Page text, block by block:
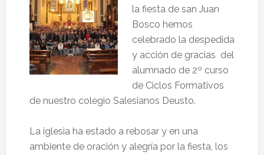
la fiesta de san Juan
Bosco hemos
celebrado la despedida
y acción de gracias del
alumnado de 2º curso
de Ciclos Formativos
de nuestro colegio Salesianos Deusto.
La iglesia ha estado a rebosar y en una
ambiente de oración y alegría por la fiesta, los